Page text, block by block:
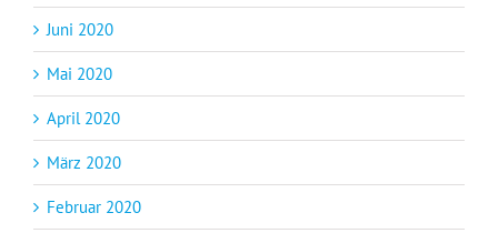
Juni 2020
Mai 2020
April 2020
März 2020
Februar 2020